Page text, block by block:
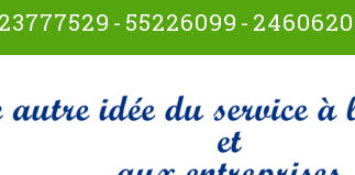
23777529 - 55226099 -
multiservices